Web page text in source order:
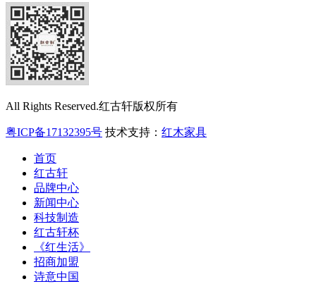
All Rights Reserved.红古轩版权所有
粤ICP备17132395号 技术支持： 红木家具
首页
红古轩
品牌中心
新闻中心
科技制造
红古轩杯
《红生活》
招商加盟
诗意中国